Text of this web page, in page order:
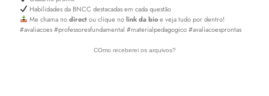
COmo receberei os arquivos?
Habilidades da BNCC destacadas em cada questão
Me chama nodirectou clique nolink da bioe veja tudo por dentro!
#avaliacoes #professoresfundamental #materialpedagogico #avaliacoesprontas